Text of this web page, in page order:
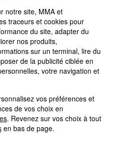
notre site, MMA et
traceurs et cookies pour
du site, adapter du
nos produits,
sur un terminal, lire du
de la publicité ciblée en
votre navigation et
vos préférences et
de vos choix en
. Revenez sur vos choix à tout
en bas de page.